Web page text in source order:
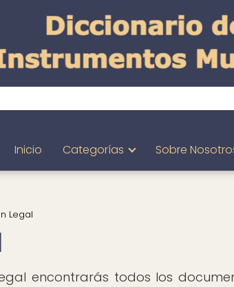
Inicio Categorías Sobre
Legal
encontrarás todos los